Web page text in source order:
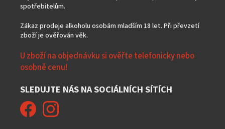
spotřebitelům.
Zákaz prodeje alkoholu osobám mladším 18 let. Při převzetí
zboží je ověřován věk.
U zboží na objednávku si ověřte telefonicky nebo
osobně cenu!
SLEDUJTE NÁS NA SOCIÁLNÍCH SÍTÍCH